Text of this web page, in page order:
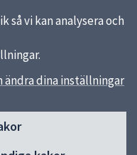
så vi kan analysera och
ändra dina inställningar